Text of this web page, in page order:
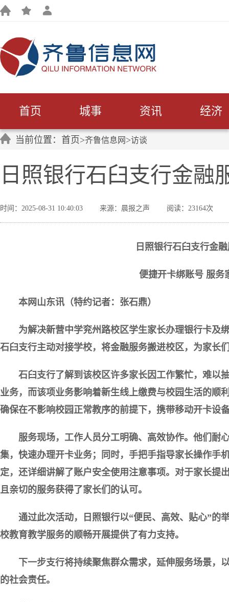
首页 城事 资讯 经济
当前位置：首页>齐鲁信息网 >访谈
日照银行石臼支行金融
时间：2025-08-31 10:40:03 来源：晨报之声 阅读：23164次
日照银行石臼支行金
便捷开卡绑账号 服务
本网山东讯（特约记者：张石鼎）
为解决新营中学兖州路校区学生家长办理银行卡及
石臼支行主动对接学校，将金融服务搬进校区，为家长
石臼支行了解到该校区许多家长因工作繁忙，难以
业务，而该项业务影响着新生线上缴费与校园生活的顺
确保在不影响校园正常教序的前提下，携带移动开卡设
服务现场，工作人员分工明确、高效协作。他们耐
集，快速办理开卡业务；同时，手把手指导家长操作手
定，还详细讲解了账户安全使用注意事项。对于家长提
且亲切的服务获得了家长们的认可。
通过此次活动，日照银行以“便民、高效、贴心”的
校教育教学服务的顺畅开展提供了有力支持。
下一步支行将持续聚焦群众需求，延伸服务场景
的社会责任。